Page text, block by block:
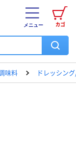
カゴ
メニュー
味料 ドレッシン